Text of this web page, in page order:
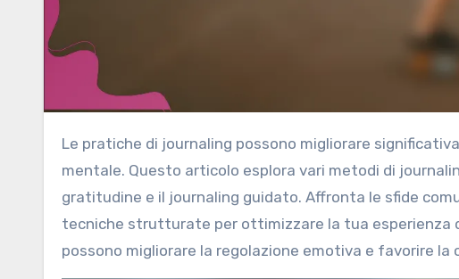
Le pratiche di journaling possono migliorare significativamente l’auto-riflessione, la chiarezza e la salute
mentale. Questo articolo esplora vari metodi di
gratitudine e il journaling guidato. Affronta le sfide
tecniche strutturate per ottimizzare la tua esperienza
possono migliorare la regolazione emotiva e favorire la